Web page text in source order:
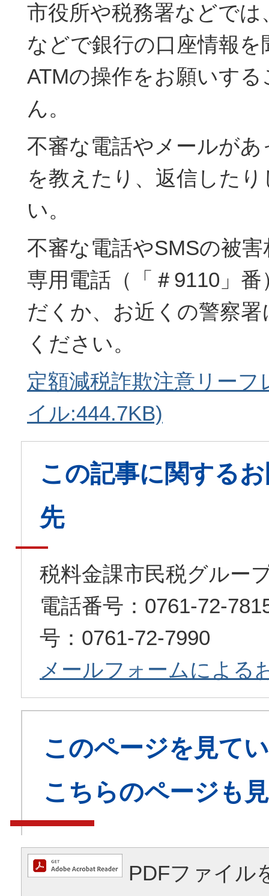
市役所や税務署などでは
などで銀行の口座情報
ATMの操作をお願いす
ん。
不審な電話やメールが
を教えたり、返信した
い。
不審な電話やSMSの被
専用電話（「＃9110」
だくか、お近くの警察
ください。
定額減税詐欺注意リーフ
イル:444.7KB)
この記事に関する
先
税料金課市民税グルー
電話番号：0761-72-
号：0761-72-7990
メールフォームによる
このページを見て
こちらのページも
PDFファイル